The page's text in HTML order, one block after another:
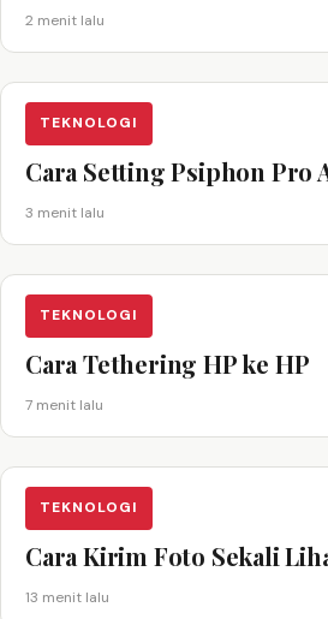
2 menit lalu
TEKNOLOGI
Cara Setting Psiphon Pro
3 menit lalu
TEKNOLOGI
Cara Tethering HP ke HP
7 menit lalu
TEKNOLOGI
Cara Kirim Foto Sekali
13 menit lalu